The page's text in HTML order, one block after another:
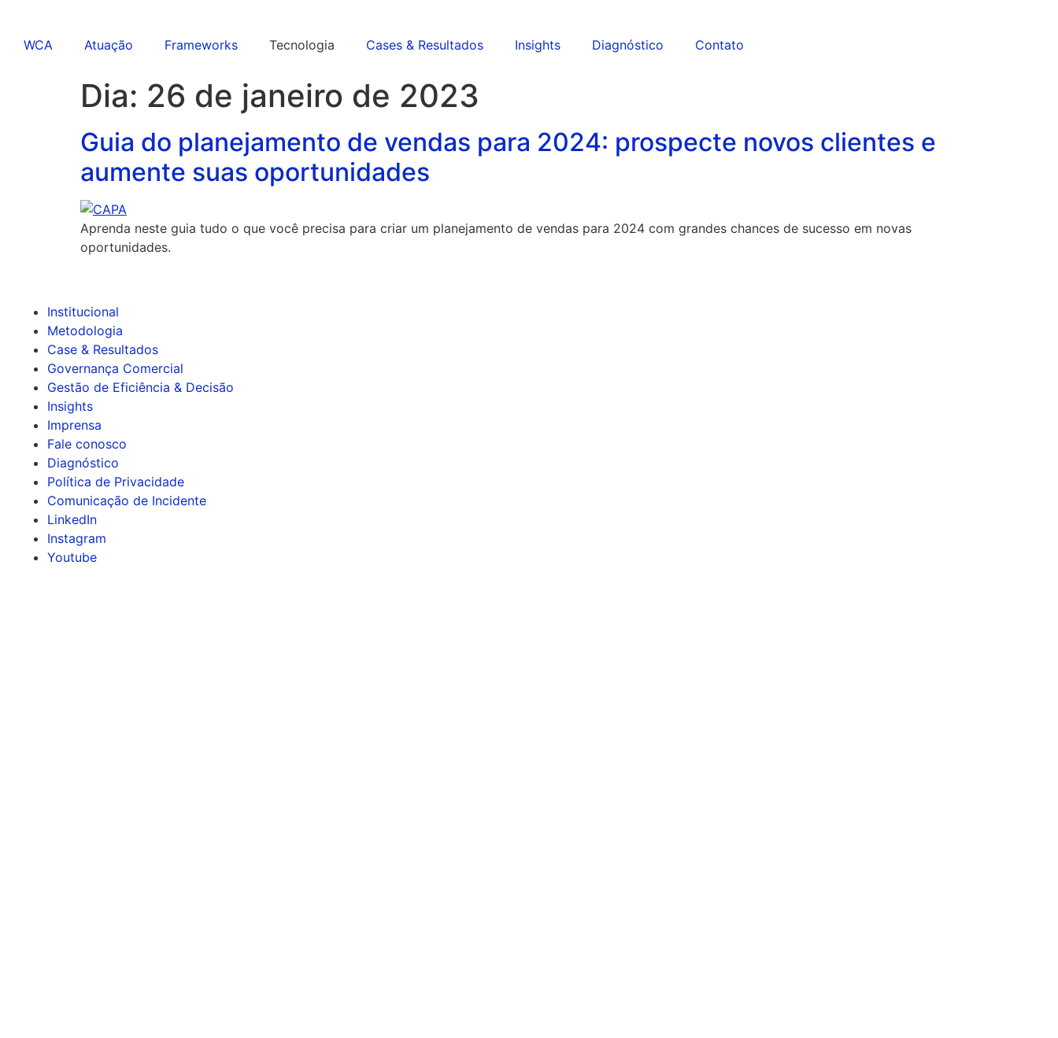
WCA Atuação Frameworks Tecnologia Cases & Resultados Insights Diagnóstico Contato
Dia: 26 de janeiro de 2023
Guia do planejamento de vendas para 2024: prospecte novos clientes e
aumente suas oportunidades
Aprenda neste guia tudo o que você precisa para criar um planejamento de vendas para 2024 com grandes chances de sucesso em novas
oportunidades.
Institucional
Metodologia
Case & Resultados
Governança Comercial
Gestão de Eficiência & Decisão
Insights
Imprensa
Fale conosco
Diagnóstico
Política de Privacidade
Comunicação de Incidente
LinkedIn
Instagram
Youtube